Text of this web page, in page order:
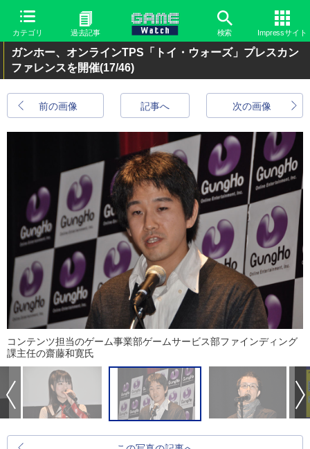
カテゴリ 過去記事 検索 Impressサイト
ガンホー、オンラインTPS「トイ・ウォーズ」プレスカン
ファレンスを開催(17/46)
前の画像 次の画像
記事へ
コンテンツ担当のゲーム事業部ゲームサービス部ファインディング
課主任の齋藤和寛氏